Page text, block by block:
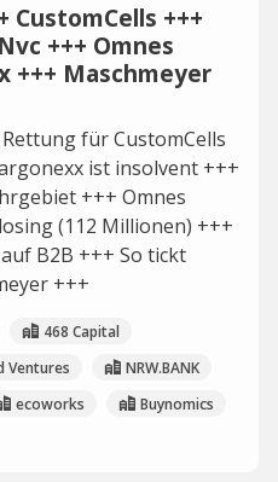
CustomCells +++
+++ Omnes
+++ Maschmeyer
für CustomCells
ist insolvent +++
+++ Omnes
(112 Millionen) +++
B2B +++ So tickt
+++
468 Capital
Ventures
NRW.BANK
ecoworks
Buynomics